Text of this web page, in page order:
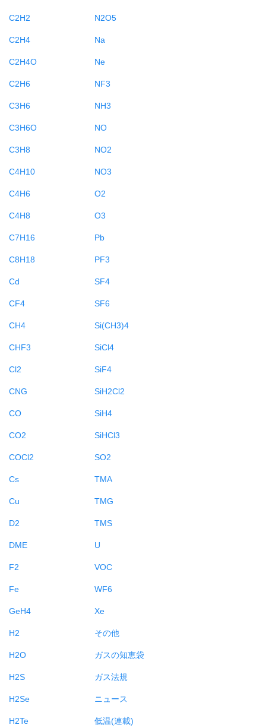
C2H2
C2H4
C2H4O
C2H6
C3H6
C3H6O
C3H8
C4H10
C4H6
C4H8
C7H16
C8H18
Cd
CF4
CH4
CHF3
Cl2
CNG
CO
CO2
COCl2
Cs
Cu
D2
DME
F2
Fe
GeH4
H2
H2O
H2S
H2Se
H2Te
N2O5
Na
Ne
NF3
NH3
NO
NO2
NO3
O2
O3
Pb
PF3
SF4
SF6
Si(CH3)4
SiCl4
SiF4
SiH2Cl2
SiH4
SiHCl3
SO2
TMA
TMG
TMS
U
VOC
WF6
Xe
その他
ガスの知恵袋
ガス法規
ニュース
低温(連載)